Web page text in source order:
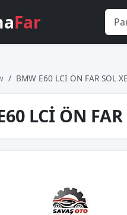
Far
BMW E60 LCİ ÖN FAR SOL
LCİ ÖN